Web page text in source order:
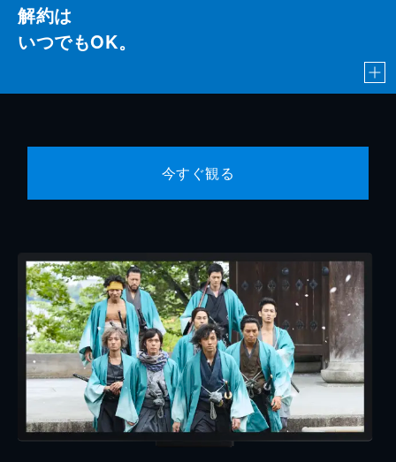
解約は
いつでもOK。
今すぐ観る